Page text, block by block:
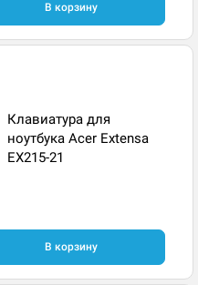
В корзину
Клавиатура для
ноутбука Acer Extensa
EX215-21
В корзину